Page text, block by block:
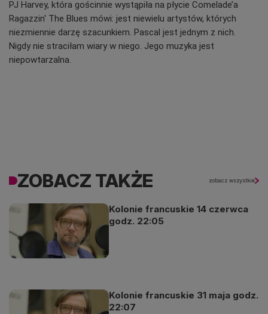
PJ Harvey, która gościnnie wystąpiła na płycie Comelade’a
Ragazzin' The Blues mówi: jest niewielu artystów, których
niezmiennie darzę szacunkiem. Pascal jest jednym z nich.
Nigdy nie straciłam wiary w niego. Jego muzyka jest
niepowtarzalna.
ZOBACZ TAKŻE zobacz wszystkie
Kolonie francuskie 14 czerwca
godz. 22:05
Kolonie francuskie 31 maja godz.
22:07